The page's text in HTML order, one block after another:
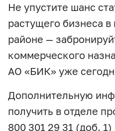
Не упустите шанс
растущего бизнеса
районе —
коммерческого
АО «БИК» уже
Дополнительную
получить в отделе
800 301 29 31 (доб.